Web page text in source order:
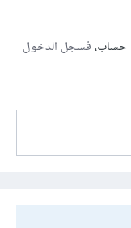
حساب،فسجل الدخول